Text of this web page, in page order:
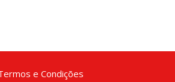
e Condições